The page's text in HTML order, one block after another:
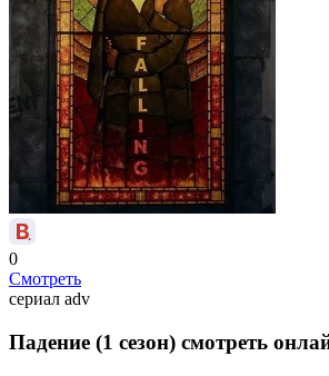
0
Смотреть
сериал adv
Падение (1 сезон) смотреть